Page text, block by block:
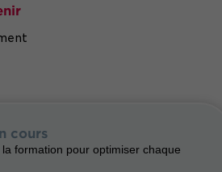
cours
formation pour optimiser chaque